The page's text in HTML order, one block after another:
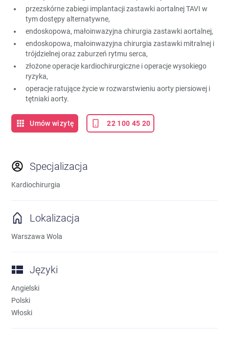
przezskórne zabiegi implantacji zastawki aortalnej TAVI w
tym dostępy alternatywne,
endoskopowa, małoinwazyjna chirurgia zastawki aortalnej,
endoskopowa, małoinwazyjna chirurgia zastawki mitralnej i
trójdzielnej oraz zaburzeń rytmu serca,
złożone operacje kardiochirurgiczne i operacje wysokiego
ryzyka,
operacje ratujące życie w rozwarstwieniu aorty piersiowej i
tętniaki aorty.
Umów wizytę 22 100 45 20
Specjalizacja
Kardiochirurgia
Lokalizacja
Warszawa Wola
Języki
Angielski
Polski
Włoski